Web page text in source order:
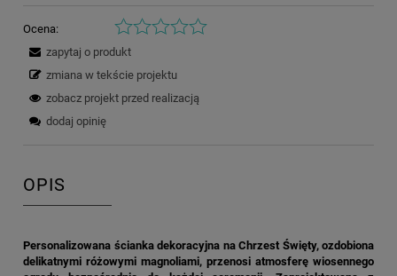
Ocena:
zapytaj o produkt
zmiana w tekście projektu
zobacz projekt przed realizacją
dodaj opinię
OPIS
Personalizowana ścianka dekoracyjna na Chrzest Święty, ozdobiona
delikatnymi różowymi magnoliami, przenosi atmosferę wiosennego